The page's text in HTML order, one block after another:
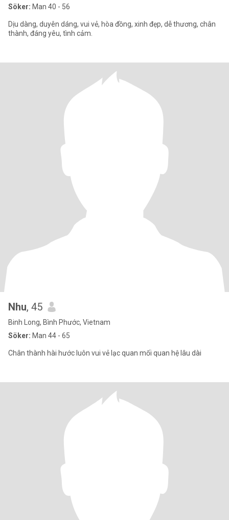
Söker: Man 40 - 56
Dịu dàng, duyên dáng, vui vẻ, hòa đồng, xinh đẹp, dễ thương, chân
thành, đáng yêu, tình cảm.
Nhu, 45
Binh Long, Bình Phước, Vietnam
Söker: Man 44 - 65
Chân thành hài hước luôn vui vẻ lạc quan mối quan hệ lâu dài